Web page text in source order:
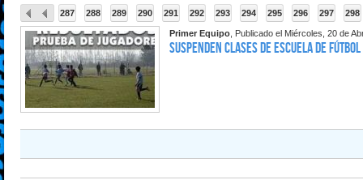
287 288 289 290 291 292 293 294 295 296 297 298
Primer Equipo , Publicado el Miércoles, 20 de
Suspenden clases de Escuela de